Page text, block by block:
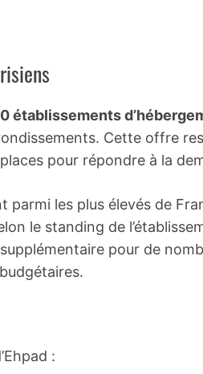
établissements
Cette offre
pour répondre à la
parmi les plus élevés de
le standing de
pour de
: